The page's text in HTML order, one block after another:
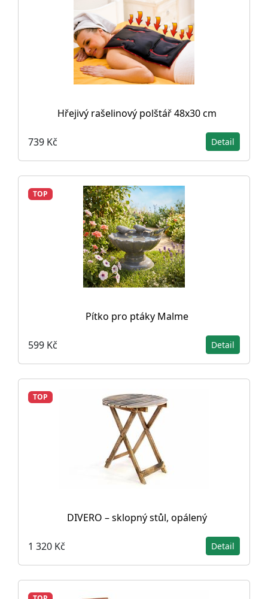
Hřejivý rašelinový polštář 48x30 cm
739 Kč Detail
TOP
Pítko pro ptáky Malme
599 Kč Detail
TOP
DIVERO – sklopný stůl, opálený
1 320 Kč Detail